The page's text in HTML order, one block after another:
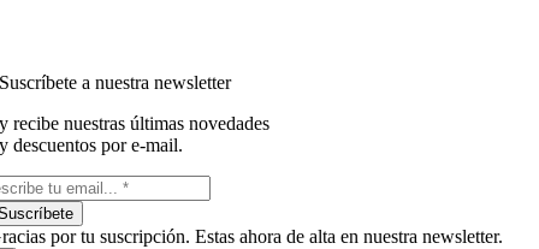
Suscríbete a nuestra newsletter
y recibe nuestras últimas novedades
y descuentos por e-mail.
por tu suscripción. Estas ahora de alta en nuestra newsletter.